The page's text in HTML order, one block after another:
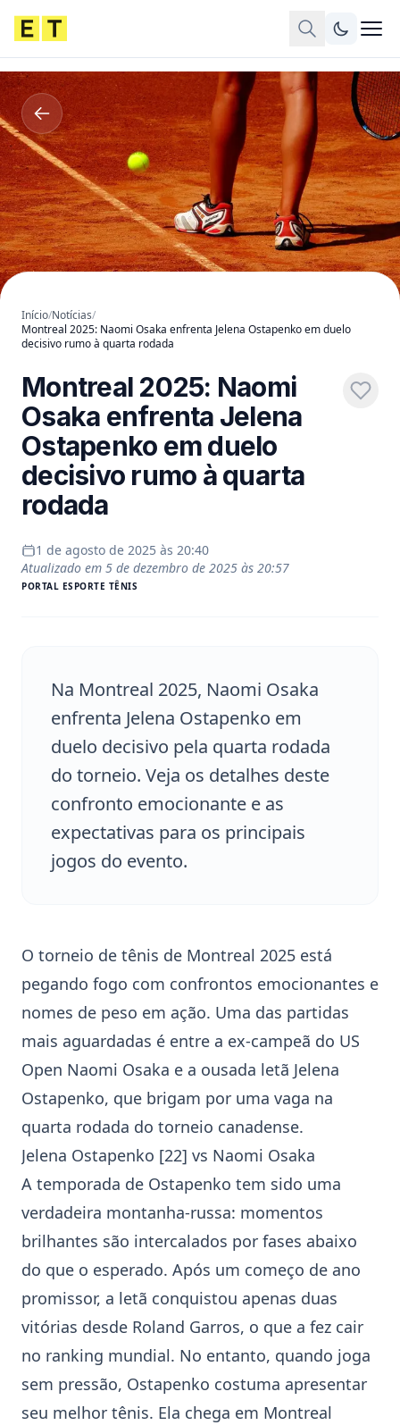
Início/Notícias/
Montreal 2025: Naomi Osaka enfrenta Jelena Ostapenko em duelo
decisivo rumo à quarta rodada
Montreal 2025: Naomi
Osaka enfrenta Jelena
Ostapenko em duelo
decisivo rumo à quarta
rodada
1 de agosto de 2025 às 20:40
Atualizado em 5 de dezembro de 2025 às 20:57
PORTAL ESPORTE TÊNIS
Na Montreal 2025, Naomi Osaka
enfrenta Jelena Ostapenko em
duelo decisivo pela quarta rodada
do torneio. Veja os detalhes deste
confronto emocionante e as
expectativas para os principais
jogos do evento.
O torneio de tênis de Montreal 2025 está
pegando fogo com confrontos emocionantes e
nomes de peso em ação. Uma das partidas
mais aguardadas é entre a ex-campeã do US
Open Naomi Osaka e a ousada letã Jelena
Ostapenko, que brigam por uma vaga na
quarta rodada do torneio canadense.
Jelena Ostapenko [22] vs Naomi Osaka
A temporada de Ostapenko tem sido uma
verdadeira montanha-russa: momentos
brilhantes são intercalados por fases abaixo
do que o esperado. Após um começo de ano
promissor, a letã conquistou apenas duas
vitórias desde Roland Garros, o que a fez cair
no ranking mundial. No entanto, quando joga
sem pressão, Ostapenko costuma apresentar
seu melhor tênis. Ela chega em Montreal